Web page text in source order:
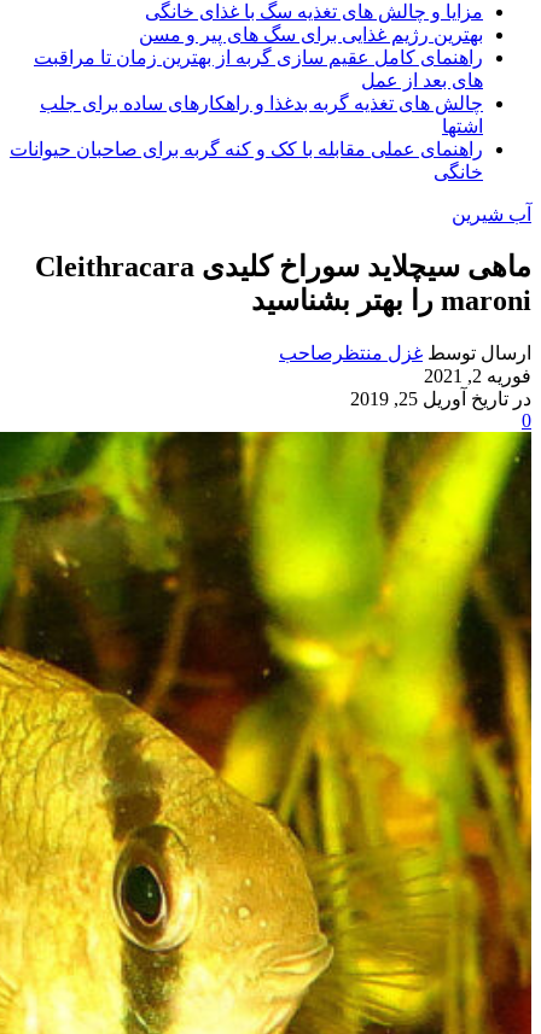
مزایا و چالش‌ های تغذیه سگ با غذای خانگی
بهترین رژیم غذایی برای سگ‌ های پیر و مسن
راهنمای کامل عقیم سازی گربه از بهترین زمان تا مراقبت‌
های بعد از عمل
چالش‌ های تغذیه گربه بدغذا و راهکارهای ساده برای جلب
اشتها
راهنمای عملی مقابله با کک و کنه گربه برای صاحبان حیوانات
خانگی
آب شیرین
ماهی سیچلاید سوراخ کلیدی Cleithracara
maroni را بهتر بشناسید
ارسال توسط غزل منتظرصاحب
فوریه 2, 2021
در تاریخ آوریل 25, 2019
0